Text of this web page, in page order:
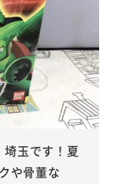
玉です！夏
や骨董な